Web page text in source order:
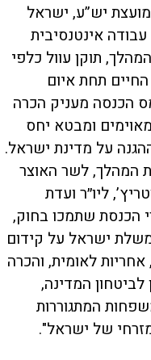
מועצת יש”ע, ישראל
אינטנסיבית
תוקן עוול כלפי
תחת איום
הכנסה מעניק הכרה
ומבטא יחס
על מדינת ישראל.
המהלך, לשר האוצר
ליו״ר ועדת
הכנסת שתמכו בחוק,
ישראל על קידום
לאומית, והכרה
המדינה,
המתגוררות
של ישראל".